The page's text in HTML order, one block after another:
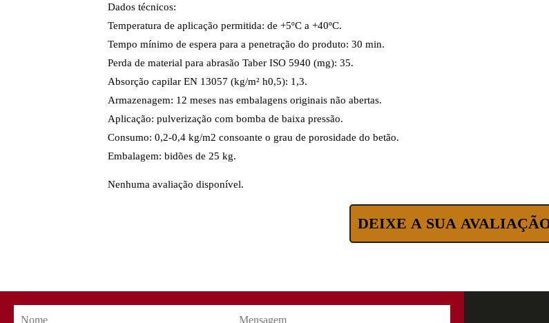
Dados técnicos:
Temperatura de aplicação permitida: de +5ºC a +40ºC.
Tempo mínimo de espera para a penetração do produto: 30 min.
Perda de material para abrasão Taber ISO 5940 (mg): 35.
Absorção capilar EN 13057 (kg/m² h0,5): 1,3.
Armazenagem: 12 meses nas embalagens originais não abertas.
Aplicação: pulverização com bomba de baixa pressão.
Consumo: 0,2-0,4 kg/m2 consoante o grau de porosidade do betão.
Embalagem: bidões de 25 kg.
Nenhuma avaliação disponível.
DEIXE A SUA